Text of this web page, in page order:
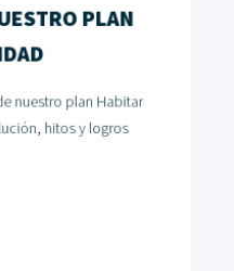
PLAN
nuestro plan Habitar
hitos y logros